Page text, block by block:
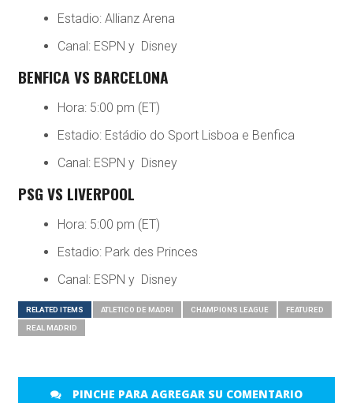
Estadio: Allianz Arena
Canal: ESPN y Disney
BENFICA VS BARCELONA
Hora: 5:00 pm (ET)
Estadio: Estádio do Sport Lisboa e Benfica
Canal: ESPN y Disney
PSG VS LIVERPOOL
Hora: 5:00 pm (ET)
Estadio: Park des Princes
Canal: ESPN y Disney
RELATED ITEMS ATLETICO DE MADRI CHAMPIONS LEAGUE FEATURED
REAL MADRID
PINCHE PARA AGREGAR SU COMENTARIO